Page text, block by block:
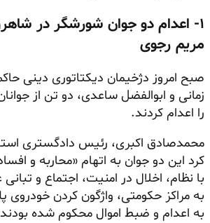
۱- اعدام دو جوان شورشگر در
مریم رجوی
صبح امروز دژخیمان دیکتاتوری دینی
زمانی و ابوالفضل ساعدی، دو تن از
را اعدام کردند.
محمدصادق اکبری، رئیس دادگستری
کرد این دو جوان به اتهام «محاربه و
با نظام، اخلال در امنیت، اجتماع و
به مراکز حکومتی، واژگون کردن
به اعدام و ضبط اموال محکوم شده